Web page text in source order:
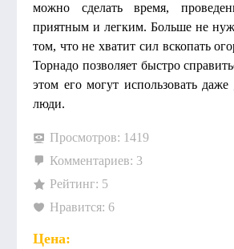
можно сделать время,
приятным и легким. Больше не
том, что не хватит сил вскопать
Торнадо позволяет быстро
этом его могут использовать
люди.
Просмотров: 1419
Комментариев: 3
Рейтинг: 5
Нравится: 6
Цена: